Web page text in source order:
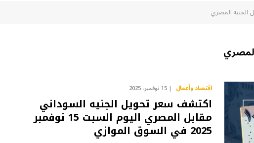
الجنيه المصري
اقتصاد وأعمال 15 نوفمبر، 2025
اكتشف سعر تحويل الجنيه السوداني
مقابل المصري اليوم السبت 15 نوفمبر
2025 في السوق الموازي